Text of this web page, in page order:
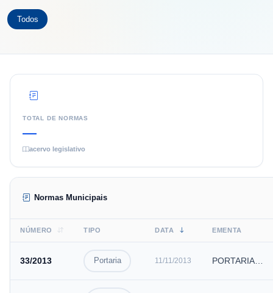
Todos
TOTAL DE NORMAS
—
acervo legislativo
Normas Municipais
NÚMERO TIPO DATA EMENTA
33/2013 Portaria 11/11/2013
PORTARIA